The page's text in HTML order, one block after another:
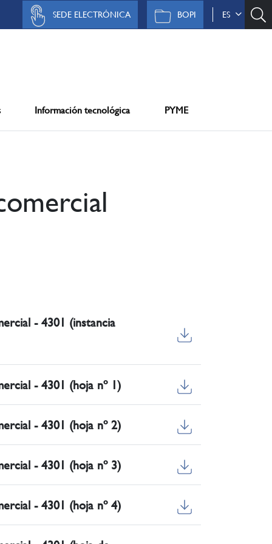
ES
BOPI
SEDE ELECTRÓNICA
Información tecnológica PYME
- 4301 (instancia
- 4301 (hoja nº 1)
- 4301 (hoja nº 2)
- 4301 (hoja nº 3)
- 4301 (hoja nº 4)